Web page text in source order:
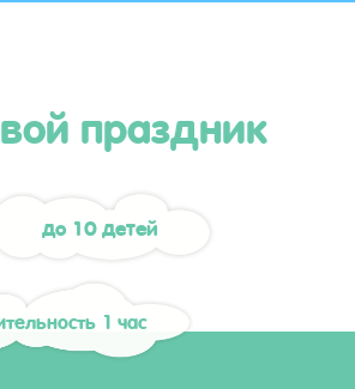
праздник
до 10 детей
1 час